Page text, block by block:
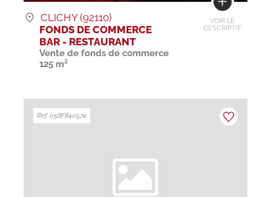
VOIR LE
DESCRIPTIF
CLICHY (92110)
FONDS DE COMMERCE
BAR - RESTAURANT
Vente de fonds de commerce
125 m²
Ref. 058F840574